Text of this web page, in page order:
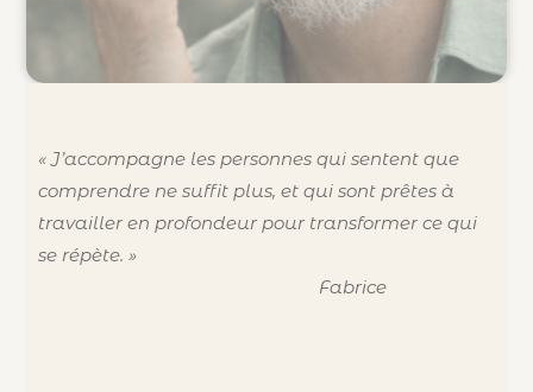
« J’accompagne les personnes qui sentent que
comprendre ne suffit plus, et qui sont prêtes à
travailler en profondeur pour transformer ce qui
se répète. »
Fabrice